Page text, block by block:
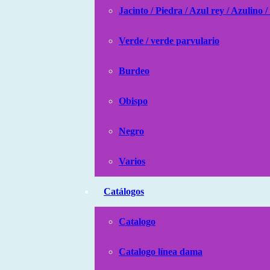
Jacinto / Piedra / Azul rey / Azulino /
Verde / verde parvulario
Burdeo
Obispo
Negro
Varios
Catálogos
Catalogo
Catalogo línea dama